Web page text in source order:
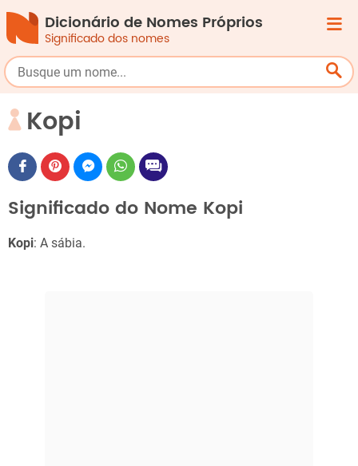
Dicionário de Nomes Próprios
Significado dos nomes
Kopi
Significado do Nome Kopi
Kopi: A sábia.